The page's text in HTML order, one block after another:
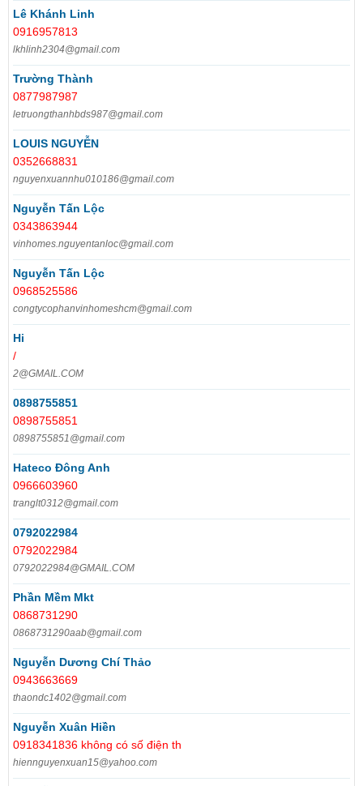
Lê Khánh Linh
0916957813
lkhlinh2304@gmail.com
Trường Thành
0877987987
letruongthanhbds987@gmail.com
LOUIS NGUYỄN
0352668831
nguyenxuannhu010186@gmail.com
Nguyễn Tấn Lộc
0343863944
vinhomes.nguyentanloc@gmail.com
Nguyễn Tấn Lộc
0968525586
congtycophanvinhomeshcm@gmail.com
Hi
/
2@GMAIL.COM
0898755851
0898755851
0898755851@gmail.com
Hateco Đông Anh
0966603960
tranglt0312@gmail.com
0792022984
0792022984
0792022984@GMAIL.COM
Phần Mềm Mkt
0868731290
0868731290aab@gmail.com
Nguyễn Dương Chí Thảo
0943663669
thaondc1402@gmail.com
Nguyễn Xuân Hiền
0918341836 không có số điện th
hiennguyenxuan15@yahoo.com